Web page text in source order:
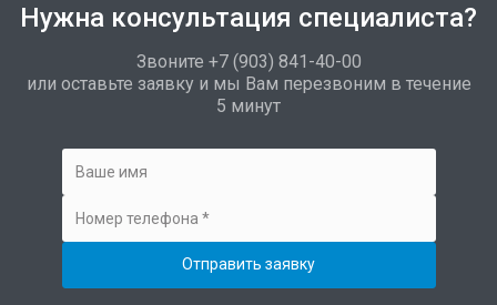
Нужна консультация специалиста?
Звоните +7 (903) 841-40-00
или оставьте заявку и мы Вам перезвоним в течение
5 минут